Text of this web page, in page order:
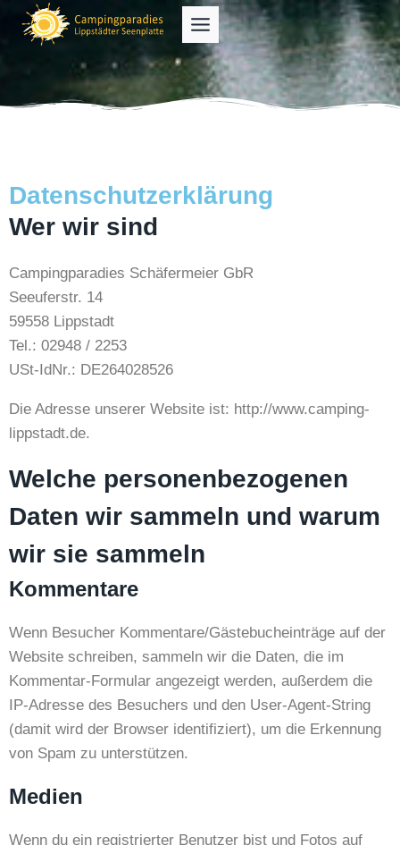
Datenschutzerklärung
Wer wir sind
Campingparadies Schäfermeier GbR
Seeuferstr. 14
59558 Lippstadt
Tel.: 02948 / 2253
USt-IdNr.: DE264028526
Die Adresse unserer Website ist: http://www.camping-
lippstadt.de.
Welche personenbezogenen
Daten wir sammeln und warum
wir sie sammeln
Kommentare
Wenn Besucher Kommentare/Gästebucheinträge auf der
Website schreiben, sammeln wir die Daten, die im
Kommentar-Formular angezeigt werden, außerdem die
IP-Adresse des Besuchers und den User-Agent-String
(damit wird der Browser identifiziert), um die Erkennung
von Spam zu unterstützen.
Medien
Wenn du ein registrierter Benutzer bist und Fotos auf